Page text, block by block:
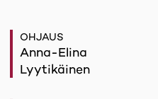
OHJAUS
Anna-Elina
Lyytikäinen